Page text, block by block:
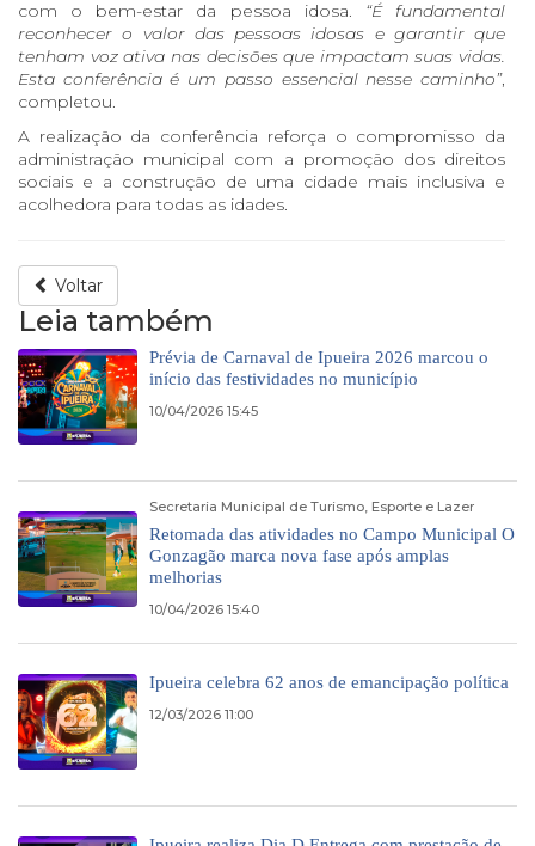
com o bem-estar da pessoa idosa. “É fundamental
reconhecer o valor das pessoas idosas e garantir que
tenham voz ativa nas decisões que impactam suas vidas.
Esta conferência é um passo essencial nesse caminho”,
completou.
A realização da conferência reforça o compromisso da
administração municipal com a promoção dos direitos
sociais e a construção de uma cidade mais inclusiva e
acolhedora para todas as idades.
Voltar
Leia também
Prévia de Carnaval de Ipueira 2026 marcou o
início das festividades no município
10/04/2026 15:45
Secretaria Municipal de Turismo, Esporte e Lazer
Retomada das atividades no Campo Municipal O
Gonzagão marca nova fase após amplas
melhorias
10/04/2026 15:40
Ipueira celebra 62 anos de emancipação política
12/03/2026 11:00